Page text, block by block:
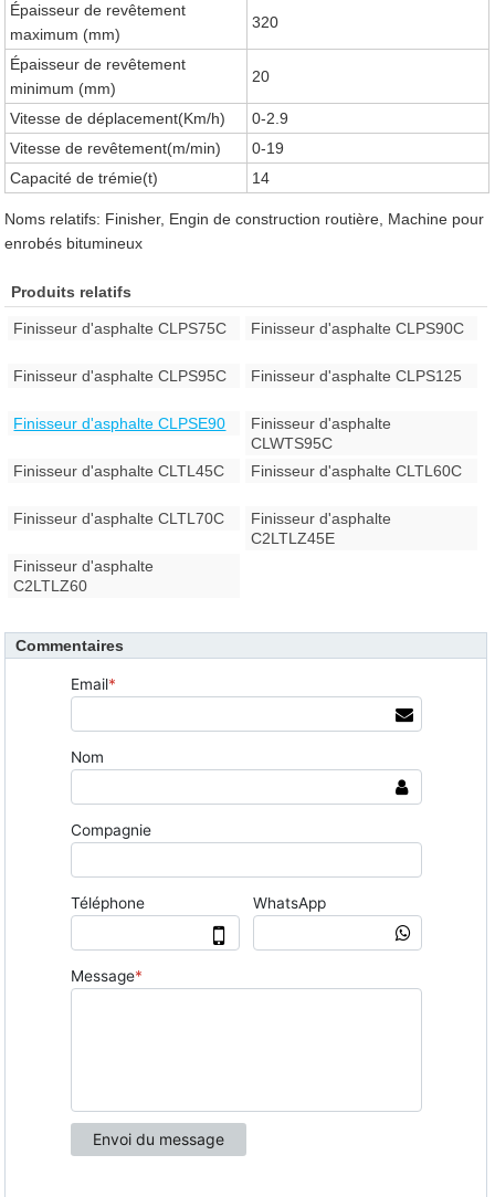
Épaisseur de revêtement
maximum (mm)
320
Épaisseur de revêtement
minimum (mm)
20
Vitesse de déplacement(Km/h)
0-2.9
Vitesse de revêtement(m/min)
0-19
Capacité de trémie(t)
14
Noms relatifs: Finisher, Engin de construction routière, Machine pour
enrobés bitumineux
Produits relatifs
Finisseur d'asphalte CLPS75C Finisseur d'asphalte CLPS90C
Finisseur d'asphalte CLPS95C Finisseur d'asphalte CLPS125
Finisseur d'asphalte CLPSE90
Finisseur d'asphalte
CLWTS95C
Finisseur d'asphalte CLTL45C
Finisseur d'asphalte CLTL60C
Finisseur d'asphalte CLTL70C
Finisseur d'asphalte
C2LTLZ45E
Finisseur d'asphalte
C2LTLZ60
Commentaires